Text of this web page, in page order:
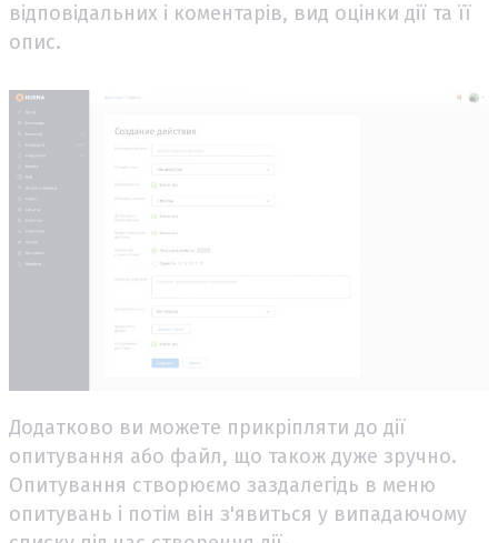
відповідальних і коментарів, вид оцінки дії та її
опис.
Додатково ви можете прикріпляти до дії
опитування або файл, що також дуже зручно.
Опитування створюємо заздалегідь в меню
опитувань і потім він з'явиться у випадаючому